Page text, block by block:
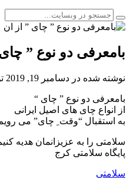
بامعرفی دو نوع ”
نوشته شده در دسامبر 19, 2019
بامعرفی دو نوع ” چای “
از انواع چای های اصیل ایرانی
به استقبال “وقت ِ چای” می
سلامتی را به عزیزانمان هدیه
پایگاه سلامتی کرج
سلامتی